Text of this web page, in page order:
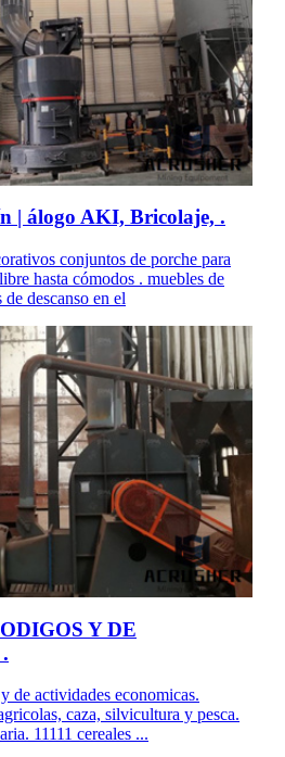
| álogo AKI, Bricolaje, .
conjuntos de porche para
hasta cómodos . muebles de
descanso en el
Y DE
de actividades economicas.
caza, silvicultura y pesca.
11111 cereales ...